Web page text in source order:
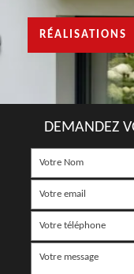
RÉALISATIONS
DEMANDEZ